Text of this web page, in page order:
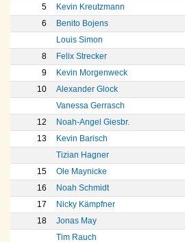
5
Kevin Kreutzmann
6
Benito Bojens
Louis Simon
8
Felix Strecker
9
Kevin Morgenweck
10
Alexander Glock
Vanessa Gerrasch
12
Noah-Angel Giesbr.
13
Kevin Barisch
Tizian Hagner
15
Ole Maynicke
16
Noah Schmidt
17
Nicky Kämpfner
18
Jonas May
Tim Rauch